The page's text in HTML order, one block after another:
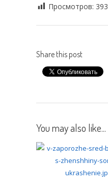
Просмотров: 393
Share this post
You may also like...